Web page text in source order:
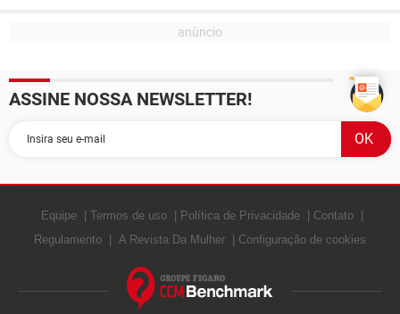
ASSINE NOSSA NEWSLETTER!
Equipe Termos de uso Política de Privacidade
Contato
Regulamento
A Revista Da Mulher Configuração de cookies